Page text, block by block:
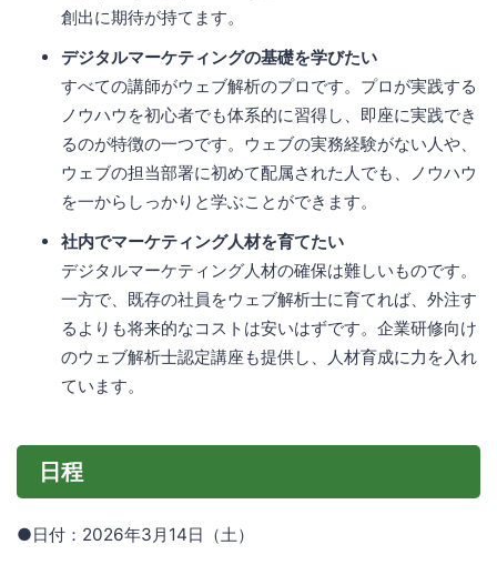
創出に期待が持てます。
デジタルマーケティングの基礎を学びたい
すべての講師がウェブ解析のプロです。プロが実践する
ノウハウを初心者でも体系的に習得し、即座に実践でき
るのが特徴の一つです。ウェブの実務経験がない人や、
ウェブの担当部署に初めて配属された人でも、ノウハウ
を一からしっかりと学ぶことができます。
社内でマーケティング人材を育てたい
デジタルマーケティング人材の確保は難しいものです。
一方で、既存の社員をウェブ解析士に育てれば、外注す
るよりも将来的なコストは安いはずです。企業研修向け
のウェブ解析士認定講座も提供し、人材育成に力を入れ
ています。
日程
●日付：2026年3月14日（土）